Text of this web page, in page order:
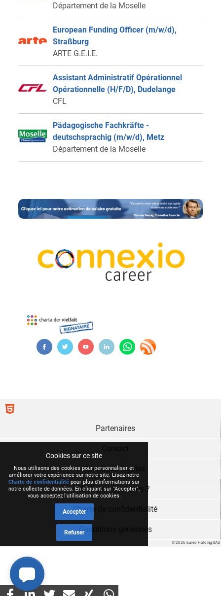
Département de la Moselle
European Funding Officer (m/w/d),
Straßburg
ARTE G.E.I.E.
Assistant Administratif Opérationnel
Opérationnelle (H/F/D), Dudelange
CFL
Pädagogische Fachkräfte -
deutschsprachig (m/w/d), Metz
Département de la Moselle
Cookies sur ce site
Nous utilisons des cookies pour personnaliser et
améliorer votre expérience sur notre site. Lisez notre
Charte de confidentialité pour plus d'informations sur
notre collecte de données. En cliquant sur "Accepter",
vous acceptez l'utilisation de cookies.
Accepter
Refuser
© 2026 Eureo Holding SAS
Partenaires
Mentions légales
Qui sommes nous ?
Charte de confidentialité
Conditions générales